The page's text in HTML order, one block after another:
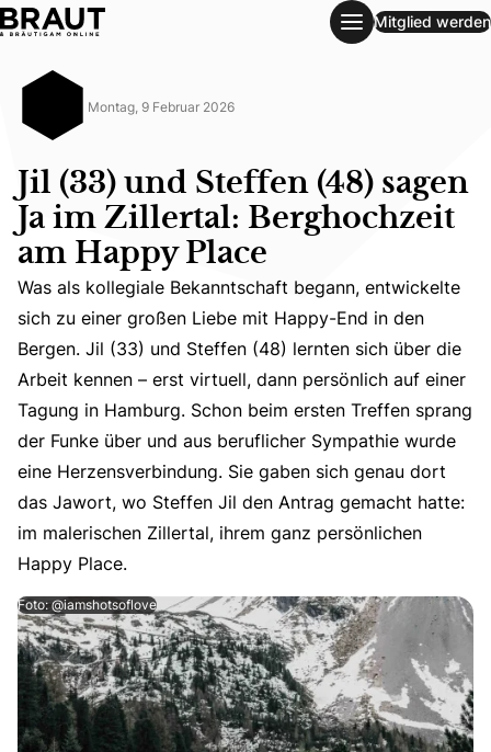
Jil (33) und Steffen (48) sagen Ja im Zillertal:
Mitglied werden
Montag, 9 Februar 2026
Jil (33) und Steffen (48) sagen
Ja im Zillertal: Berghochzeit
am Happy Place
Was als kollegiale Bekanntschaft begann, entwickelte
Was als kollegiale Bekanntschaft begann, entwickelte
sich zu einer großen Liebe mit Happy-End in den
Bergen. Jil (33) und Steffen (48) lernten sich über die
Arbeit kennen – erst virtuell, dann persönlich auf einer
Tagung in Hamburg. Schon beim ersten Treffen sprang
der Funke über und aus beruflicher Sympathie wurde
eine Herzensverbindung. Sie gaben sich genau dort
das Jawort, wo Steffen Jil den Antrag gemacht hatte:
im malerischen Zillertal, ihrem ganz persönlichen
Happy Place.
Foto: @iamshotsoflove